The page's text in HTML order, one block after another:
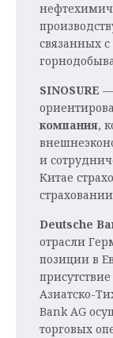
связанных
SINOSURE —
компания,
и
Китае
Deutsche
отрасли
позиции в
Азиатско-
Bank AG
торговых